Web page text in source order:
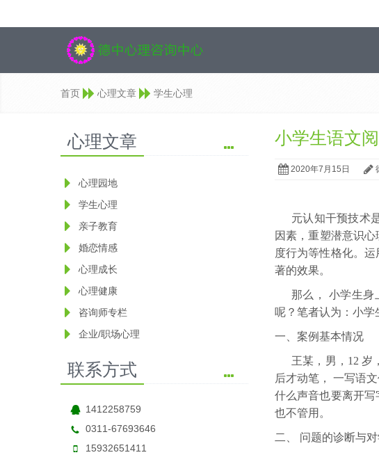
首页 心理文章 学生心理
心理文章
心理园地
学生心理
亲子教育
婚恋情感
心理成长
心理健康
咨询师专栏
企业/职场心理
联系方式
1412258759
0311-67693646
15932651411
小学生语文
2020年7月15日
元认知干预技术
因素，重塑潜意识
度行为等性格化。
著的效果。
那么， 小学生身
呢？笔者认为：小学
一、案例基本情况
王某，男， 12岁
后才动笔， 一写语
什么声音也要离开
也不管用。
二、 问题的诊断与